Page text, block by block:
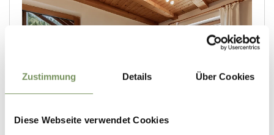
Zustimmung Details Über Cookies
Diese Webseite verwendet Cookies